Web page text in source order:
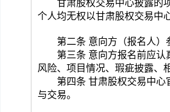
甘肃股权交易中心披露的
个人均无权以甘肃股权交易中
第二条 意向方（报名人）
第三条 意向方报名前应认
风险、项目情况、瑕疵披露、
第四条 甘肃股权交易中心
与交易。